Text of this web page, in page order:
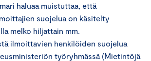
haluaa muistuttaa, että
suojelua on käsitelty
melko hiljattain mm.
ilmoittavien henkilöiden suojelua
työryhmässä (Mietintöjä